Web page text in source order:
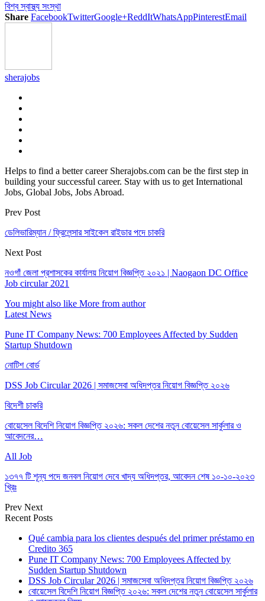
বিশ্ব স্বাস্থ্য সংস্থা
Share FacebookTwitterGoogle+ReddItWhatsAppPinterestEmail
sherajobs
Helps to find a better career Sherajobs.com can be the first step in
building your successful career. Stay with us to get International
Jobs, Global Jobs, Jobs Abroad.
Prev Post
ডেলিভারিম্যান / ফ্রিলেন্সার সাইকেল রাইডার পদে চাকরি
Next Post
নওগাঁ জেলা প্রশাসকের কার্যালয় নিয়োগ বিজ্ঞপ্তি ২০২১ | Naogaon DC Office
Job circular 2021
You might also like More from author
Latest News
Pune IT Company News: 700 Employees Affected by Sudden
Startup Shutdown
নোটিশ বোর্ড
DSS Job Circular 2026 | সমাজসেবা অধিদপ্তর নিয়োগ বিজ্ঞপ্তি ২০২৬
বিদেশী চাকরি
বোয়েসেল বিদেশি নিয়োগ বিজ্ঞপ্তি ২০২৬: সকল দেশের নতুন বোয়েসেল সার্কুলার ও
আবেদনের…
All Job
১৩৭৭ টি শূন্য পদে জনবল নিয়োগ দেবে খাদ্য অধিদপ্তর, আবেদন শেষ ১০-১০-২০২৩
খ্রিঃ
Prev Next
Recent Posts
Qué cambia para los clientes después del primer préstamo en
Credito 365
Pune IT Company News: 700 Employees Affected by
Sudden Startup Shutdown
DSS Job Circular 2026 | সমাজসেবা অধিদপ্তর নিয়োগ বিজ্ঞপ্তি ২০২৬
বোয়েসেল বিদেশি নিয়োগ বিজ্ঞপ্তি ২০২৬: সকল দেশের নতুন বোয়েসেল সার্কুলার